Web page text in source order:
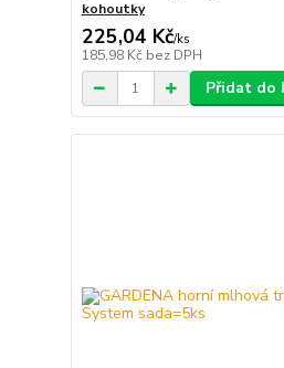
kohoutky
225,04 Kč/ks
185,98 Kč bez DPH
Přidat do